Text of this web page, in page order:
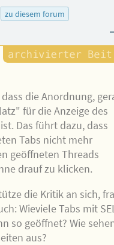
zu diesem forum
die Anordnung,
für die Anzeige des
Das führt dazu, dass
Tabs nicht mehr
geöffneten Threads
drauf zu klicken.
die Kritik an sich,
Wieviele Tabs mit
so geöffnet? Wie
aus?